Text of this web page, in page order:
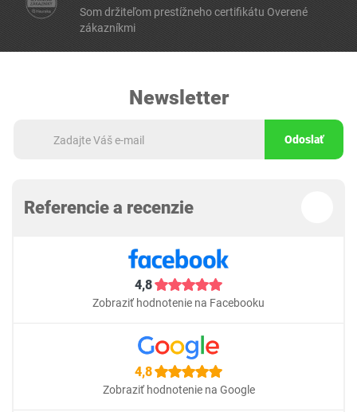
Som držiteľom prestížneho certifikátu Overené
zákazníkmi
Newsletter
Odoslať
Referencie a recenzie
4,8
Zobraziť hodnotenie na Facebooku
4,8
Zobraziť hodnotenie na Google